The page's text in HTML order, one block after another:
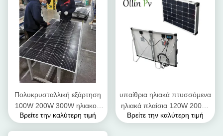
Πολυκρυσταλλική εξάρτηση
100W 200W 300W ηλιακού
πλαισίου πυριτίου εύκαμπτη
Βρείτε την καλύτερη τιμή
υπαίθρια ηλιακά πτυσσόμενα
ηλιακά πλαίσια 120W 200W,
φορητά διπλώνοντας ηλιακά
Βρείτε την καλύτερη τιμή